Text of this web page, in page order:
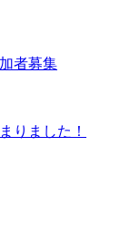
者募集
りました！